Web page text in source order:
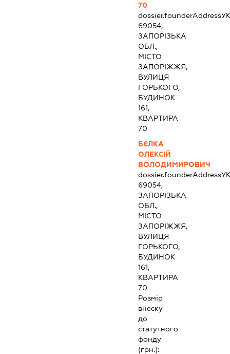
70
dossier.founderAddress
69054,
ЗАПОРІЗЬКА
ОБЛ.,
МІСТО
ЗАПОРІЖЖЯ,
ВУЛИЦЯ
ГОРЬКОГО,
БУДИНОК
161,
КВАРТИРА
70
БЄЛКА
ОЛЕКСІЙ
ВОЛОДИМИРОВИЧ
dossier.founderAddress
69054,
ЗАПОРІЗЬКА
ОБЛ.,
МІСТО
ЗАПОРІЖЖЯ,
ВУЛИЦЯ
ГОРЬКОГО,
БУДИНОК
161,
КВАРТИРА
70
Розмір
внеску
до
статутного
фонду
(грн.):